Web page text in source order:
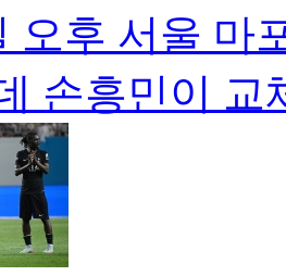
오후 서울 마
손흥민이 교